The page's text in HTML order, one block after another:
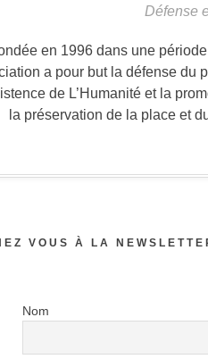
Défense
en 1996 dans une
a pour but la défense
de L’Humanité et la
la préservation de la place et
VOUS À LA
Nom